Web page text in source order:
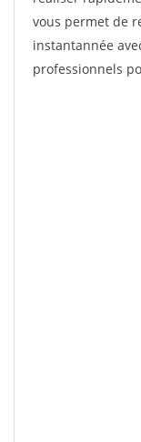
vous permet de
instantannée
professionnels